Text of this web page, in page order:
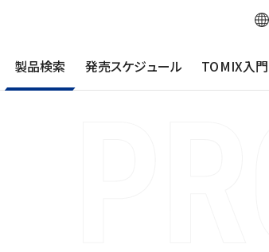
製品検索 発売スケジュール TOMIX入門